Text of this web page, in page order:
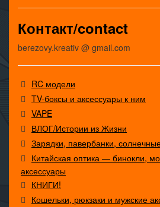
Контакт/contact
berezovy.kreativ @ gmail.com
RC модели
TV-боксы и аксессуары к ним
VAPE
ВЛОГ/Истории из Жизни
Зарядки, павербанки,
Китайская оптика — бинокли,
аксессуары
КНИГИ!
Кошельки, рюкзаки и мужские